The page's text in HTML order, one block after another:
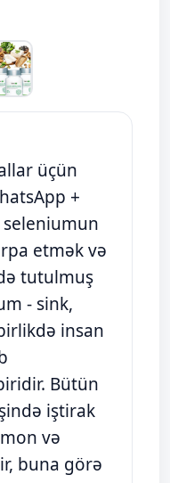
üçün
+
seleniumun
etmək və
tutulmuş
- sink,
insan
Bütün
iştirak
və
buna görə